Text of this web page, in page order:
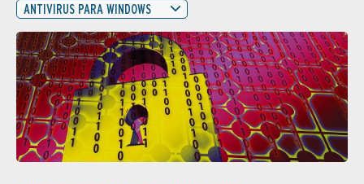
ANTIVIRUS PARA WINDOWS